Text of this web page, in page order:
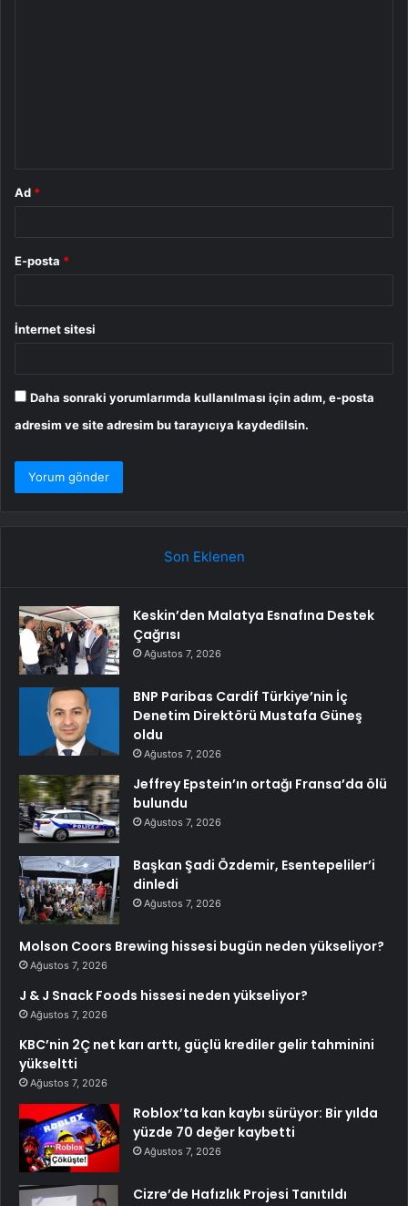
Ad *
E-posta *
İnternet sitesi
Daha sonraki yorumlarımda kullanılması için adım, e-posta
adresim ve site adresim bu tarayıcıya kaydedilsin.
Son Eklenen
Keskin’den Malatya Esnafına Destek
Çağrısı
Ağustos 7, 2026
BNP Paribas Cardif Türkiye’nin İç
Denetim Direktörü Mustafa Güneş
oldu
Ağustos 7, 2026
Jeffrey Epstein’ın ortağı Fransa’da ölü
bulundu
Ağustos 7, 2026
Başkan Şadi Özdemir, Esentepeliler’i
dinledi
Ağustos 7, 2026
Molson Coors Brewing hissesi bugün neden yükseliyor?
Ağustos 7, 2026
J & J Snack Foods hissesi neden yükseliyor?
Ağustos 7, 2026
KBC’nin 2Ç net karı arttı, güçlü krediler gelir tahminini
yükseltti
Ağustos 7, 2026
Roblox’ta kan kaybı sürüyor: Bir yılda
yüzde 70 değer kaybetti
Ağustos 7, 2026
Cizre’de Hafızlık Projesi Tanıtıldı